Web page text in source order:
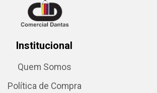
Institucional
Quem Somos
Política de Compra